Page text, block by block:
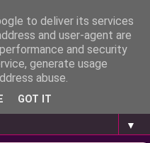
▼
to deliver its services
and user-agent are
and security
generate usage
abuse.
GOT IT